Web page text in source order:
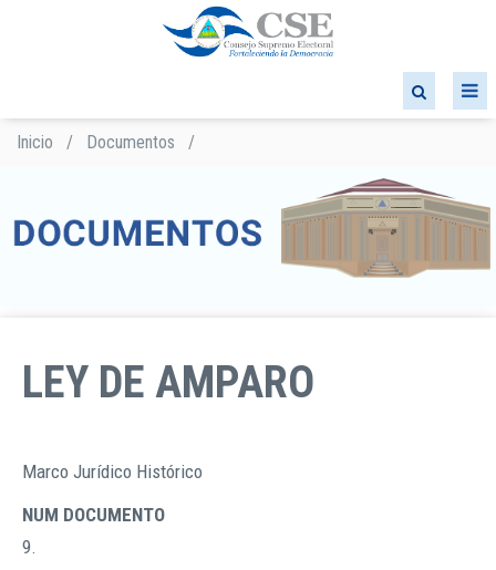
Sobrescribir
ayuda
a
Inicio / Documentos /
LEY DE AMPARO
DOCUMENTOS
Marco Jurídico Histórico
NUM DOCUMENTO
9.